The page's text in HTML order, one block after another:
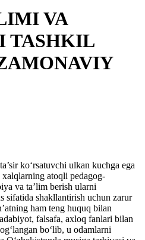
VA
TASHKIL
ko‘rsatuvchi ulkan kuchga ega
atoqli pedagog-
va ta’lim berish ularni
sifatida shakllantirish uchun zarur
ham teng huquq bilan
falsafa, axloq fanlari bilan
bo‘lib, u odamlarni